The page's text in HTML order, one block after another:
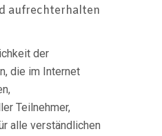
aufrechterhalten
der
die im Internet
Teilnehmer,
alle verständlichen